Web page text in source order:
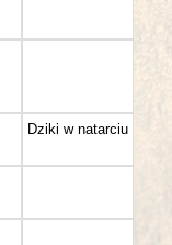
Dziki w natarciu